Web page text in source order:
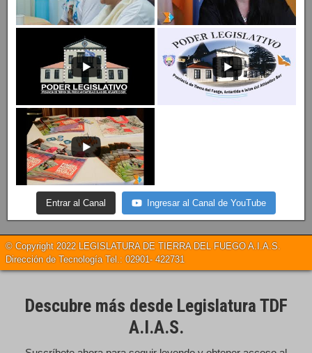
Entrar al Canal Ingresar al Canal de YouTube
© Copyright 2022 LEGISLATURA DE TIERRA DEL FUEGO A.I.A.S.
Dirección de Tecnología Tel.: 02901- 422731
Descubre más desde Legislatura TDF
A.I.A.S.